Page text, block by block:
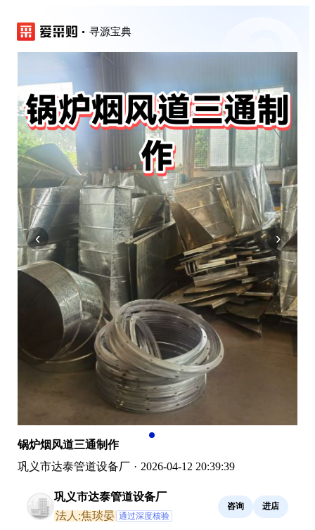
寻源宝典
‹ ›
锅炉烟风道三通制作
巩义市达泰管道设备厂 · 2026-04-12 20:39:39
巩义市达泰管道设备厂
法人:焦琰晏 通过深度核验
咨询 进店